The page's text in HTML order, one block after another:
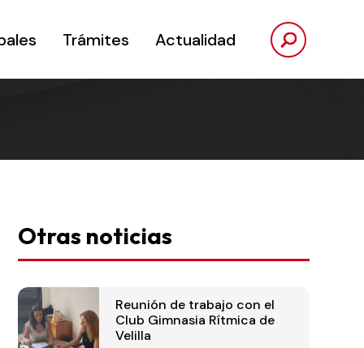
Trámites Actualidad
Otras noticias
Reunión de trabajo con el
Club Gimnasia Rítmica de
Velilla